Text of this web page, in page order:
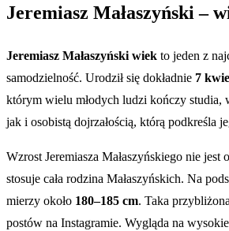
Jeremiasz Małaszyński –
Jeremiasz Małaszyński wiek to jeden z
samodzielność. Urodził się dokładnie 7
którym wielu młodych ludzi kończy studia,
jak i osobistą dojrzałością, którą
Wzrost Jeremiasza Małaszyńskiego nie
stosuje cała rodzina Małaszyńskich. Na
mierzy około 180–185 cm. Taka
postów na Instagramie. Wygląda na